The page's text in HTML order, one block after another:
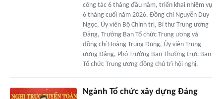
công tác 6 tháng đầu năm, triển khai nhiệm vụ
6 tháng cuối năm 2026. Đồng chí Nguyễn Duy
Ngọc, Ủy viên Bộ Chính trị, Bí thư Trung ương
Đảng, Trưởng Ban Tổ chức Trung ương và
đồng chí Hoàng Trung Dũng, Ủy viên Trung
ương Đảng, Phó Trưởng Ban Thường trực Ban
Tổ chức Trung ương đồng chủ trì hội nghị.
Ngành Tổ chức xây dựng Đảng